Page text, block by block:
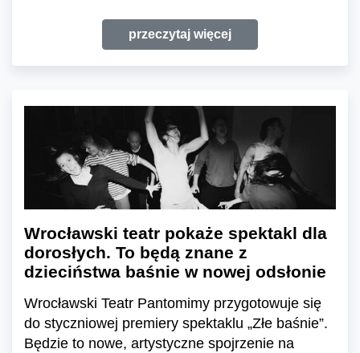
przeczytaj więcej
Wrocławski teatr pokaże spektakl dla
dorosłych. To będą znane z
dzieciństwa baśnie w nowej odsłonie
Wrocławski Teatr Pantomimy przygotowuje się
do styczniowej premiery spektaklu „Złe baśnie”.
Będzie to nowe, artystyczne spojrzenie na